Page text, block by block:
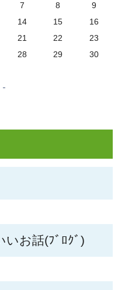
7 8
9
14 15
16
21 22
23
28 29
30
いお話(ﾌﾞﾛｸﾞ)